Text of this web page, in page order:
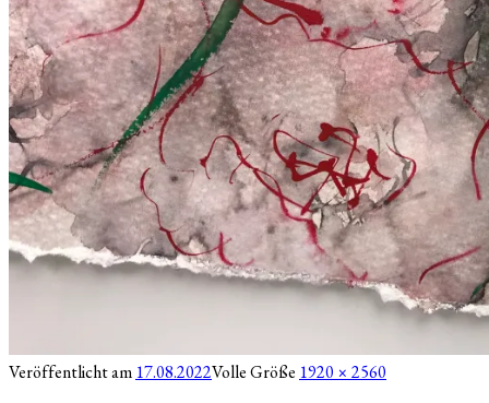
Veröffentlicht am 17.08.2022Volle Größe 1920 × 2560